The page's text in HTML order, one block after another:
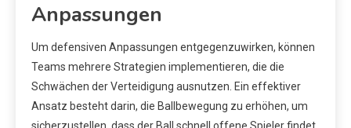
Anpassungen
Um defensiven Anpassungen entgegenzuwirken, können
Teams mehrere Strategien implementieren, die die
Schwächen der Verteidigung ausnutzen. Ein effektiver
Ansatz besteht darin, die Ballbewegung zu erhöhen, um